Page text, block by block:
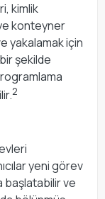
kimlik
konteyner
yakalamak için
şekilde
2
yeni görev
başlatabilir ve